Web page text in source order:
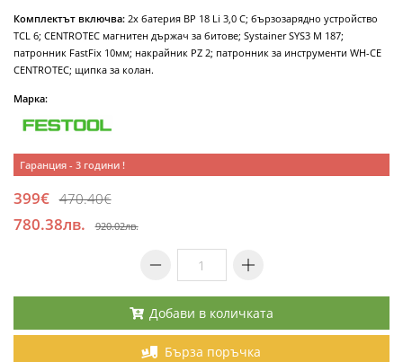
Комплектът включва: 2х батерия BP 18 Li 3,0 C; бързозарядно устройство
TCL 6; CENTROTEC магнитен държач за битове; Systainer SYS3 M 187;
патронник FastFix 10мм; накрайник PZ 2; патронник за инструменти WH-CE
CENTROTEC; щипка за колан.
Марка:
Гаранция - 3 години !
399€ 470.40€
780.38лв. 920.02лв.
Добави в количката
Бърза поръчка